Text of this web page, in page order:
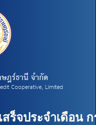
ฎร์ธานี จำกัด
Cooperative, Limited
จประจำเดือน กรก